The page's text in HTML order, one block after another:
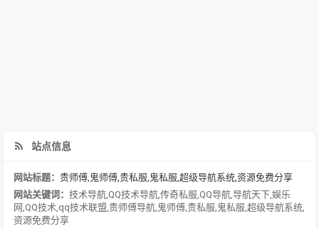
站点信息
网站标题： 贵师傅,鬼师傅,贵私服,鬼私服,超级导航系统,资源免费分享
网站关键词： 技术导航 QQ技术导航 传奇私服 QQ导航 导航天下 娱乐
网 QQ技术 qq技术联盟 贵师傅导航 鬼师傅 贵私服 鬼私服 超级导航系统
资源免费分享